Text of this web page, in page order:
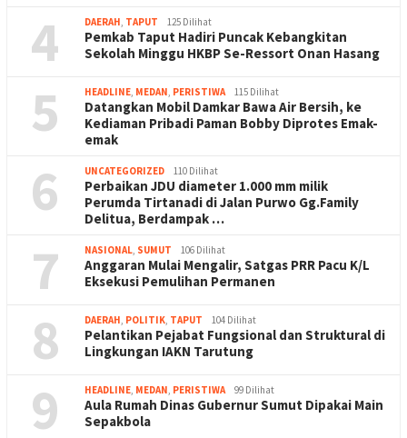
4 DAERAH, TAPUT 125 Dilihat
Pemkab Taput Hadiri Puncak Kebangkitan
Sekolah Minggu HKBP Se-Ressort Onan Hasang
5 HEADLINE, MEDAN, PERISTIWA 115 Dilihat
Datangkan Mobil Damkar Bawa Air Bersih, ke
Kediaman Pribadi Paman Bobby Diprotes Emak-
emak
6 UNCATEGORIZED 110 Dilihat
Perbaikan JDU diameter 1.000 mm milik
Perumda Tirtanadi di Jalan Purwo Gg.Family
Delitua, Berdampak …
7 NASIONAL, SUMUT 106 Dilihat
Anggaran Mulai Mengalir, Satgas PRR Pacu K/L
Eksekusi Pemulihan Permanen
8 DAERAH, POLITIK, TAPUT 104 Dilihat
Pelantikan Pejabat Fungsional dan Struktural di
Lingkungan IAKN Tarutung
9 HEADLINE, MEDAN, PERISTIWA 99 Dilihat
Aula Rumah Dinas Gubernur Sumut Dipakai Main
Sepakbola